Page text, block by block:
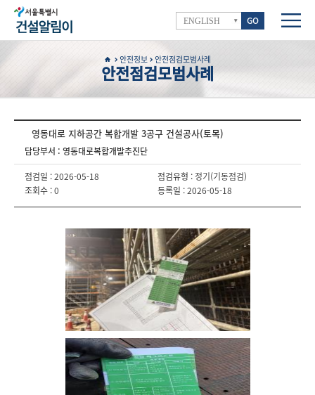
ENGLISH GO
안전정보 안전점검모범사례
안전점검모범사례
영동대로 지하공간 복합개발 3공구 건설공사(토목)
담당부서 : 영동대로복합개발추진단
점검일 :2026-05-18 점검유형 : 정기(기동점검)
조회수 :0 등록일 :2026-05-18